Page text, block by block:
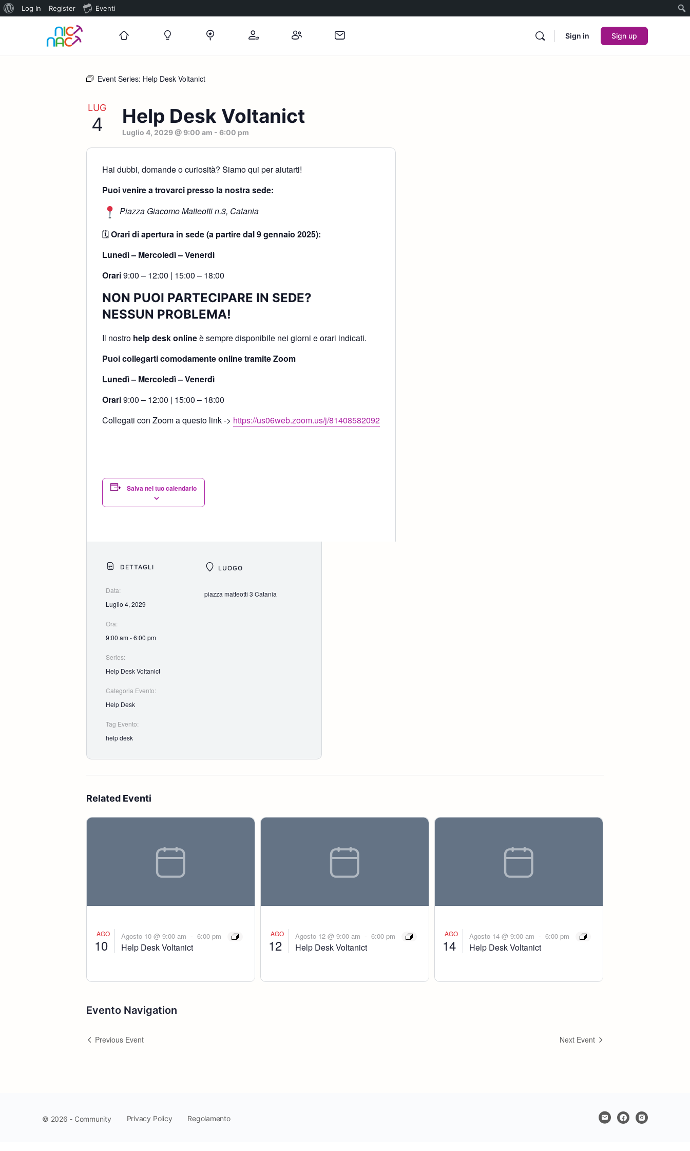
Informazioni
WordPress
Log In Register Eventi
Sign in Sign up
Event Series: Help Desk Voltanict
LUG
4 Help Desk Voltanict
Luglio 4, 2029 @ 9:00 am - 6:00 pm
Hai dubbi, domande o curiosità? Siamo qui per aiutarti!
Puoi venire a trovarci presso la nostra sede:
Piazza Giacomo Matteotti n.3, Catania
🗓Orari di apertura in sede (a partire dal 9 gennaio 2025):
Lunedì – Mercoledì – Venerdì
Orari9:00 – 12:00 | 15:00 – 18:00
NON PUOI PARTECIPARE IN SEDE?
NESSUN PROBLEMA!
Il nostro help desk onlineè sempre disponibile nei giorni e orari indicati.
Puoi collegarti comodamente online tramite Zoom
Lunedì – Mercoledì – Venerdì
Orari9:00 – 12:00 | 15:00 – 18:00
Collegati con Zoom a questo link -> https://us06web.zoom.us/j/81408582092
Salva nel tuo calendario
DETTAGLI
Data:
Luglio 4, 2029
Ora:
9:00 am - 6:00 pm
Series:
Help Desk Voltanict
Categoria Evento:
Help Desk
Tag Evento:
help desk
LUOGO
piazza matteotti 3 Catania
Related Eventi
AGO
10
Agosto 10 @ 9:00 am - 6:00 pm
Help Desk Voltanict
AGO
12
Agosto 12 @ 9:00 am - 6:00 pm
Help Desk Voltanict
AGO
14
Agosto 14 @ 9:00 am - 6:00 pm
Help Desk Voltanict
Evento Navigation
Previous Event Next Event
© 2026 - Community Privacy Policy Regolamento